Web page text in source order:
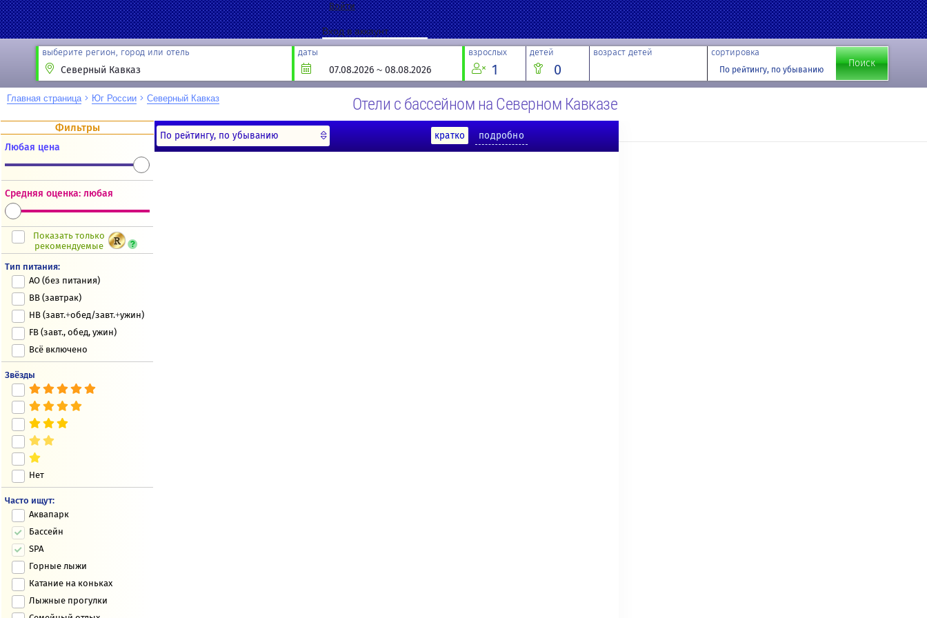
Новости
Войти
Вход в аккаунт
Забыли пароль?
Если у вас нет данных для входа,
выберите регион, город или отель даты взрослых
1
детей
0
возраст детей сортировка
По рейтингу, по убыванию
Главная страница Юг России Северный Кавказ Отели с бассейном на Северном Кавказе
Фильтры
Любая цена
Средняя оценка: любая
Показать только
рекомендуемые
Тип питания:
AO (без питания)
BB (завтрак)
HB (завт.+обед/завт.+ужин)
FB (завт., обед, ужин)
Всё включено
Звёзды
Нет
Часто ищут:
Аквапарк
Бассейн
SPA
Горные лыжи
Катание на коньках
Лыжные прогулки
По рейтингу, по убыванию кратко подробно